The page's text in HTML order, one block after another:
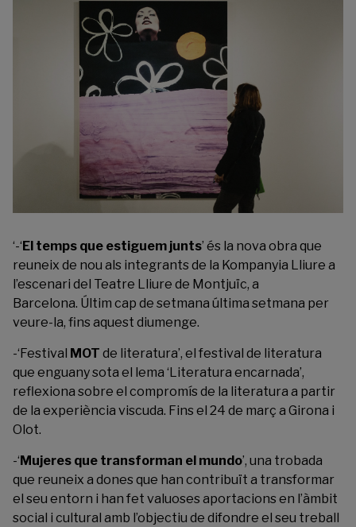
‘-‘ El temps que estiguem junts’ és la nova obra que
reuneix de nou als integrants de la Kompanyia Lliure a
l’escenari del Teatre Lliure de Montjuïc, a
Barcelona. Últim cap de setmana última setmana per
veure-la, fins aquest diumenge.
-‘Festival MOT de literatura’, el festival de literatura
que enguany sota el lema ‘Literatura encarnada’,
reflexiona sobre el compromís de la literatura a partir
de la experiència viscuda. Fins el 24 de març a Girona i
Olot.
-‘ Mujeres que transforman el mundo’, una trobada
que reuneix a dones que han contribuït a transformar
el seu entorn i han fet valuoses aportacions en l’àmbit
social i cultural amb l’objectiu de difondre el seu treball